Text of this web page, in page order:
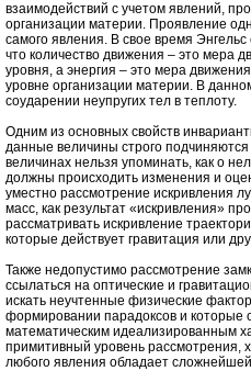
взаимодействий с учетом явлений,
организации материи. Проявление
самого явления. В свое время
что количество движения – это мера
уровня, а энергия – это мера
уровне организации материи. В
соударении неупругих тел в теплоту.
Одним из основных свойств
данные величины строго
величинах нельзя упоминать, как о
должны происходить изменения и
уместно рассмотрение искривления
масс, как результат «искривления»
рассматривать искривление
которые действует гравитация или
Также недопустимо рассмотрение
ссылаться на оптические и
искать неучтенные физические
формировании парадоксов и которые
математическим идеализированным
примитивный уровень рассмотрения,
любого явления обладает сложнейшей